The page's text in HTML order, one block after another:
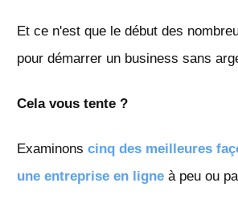
Et ce n'est que le début des
pour démarrer un business sans
Cela vous tente ?
Examinons cinq des meilleures
une entreprise en ligne à peu ou